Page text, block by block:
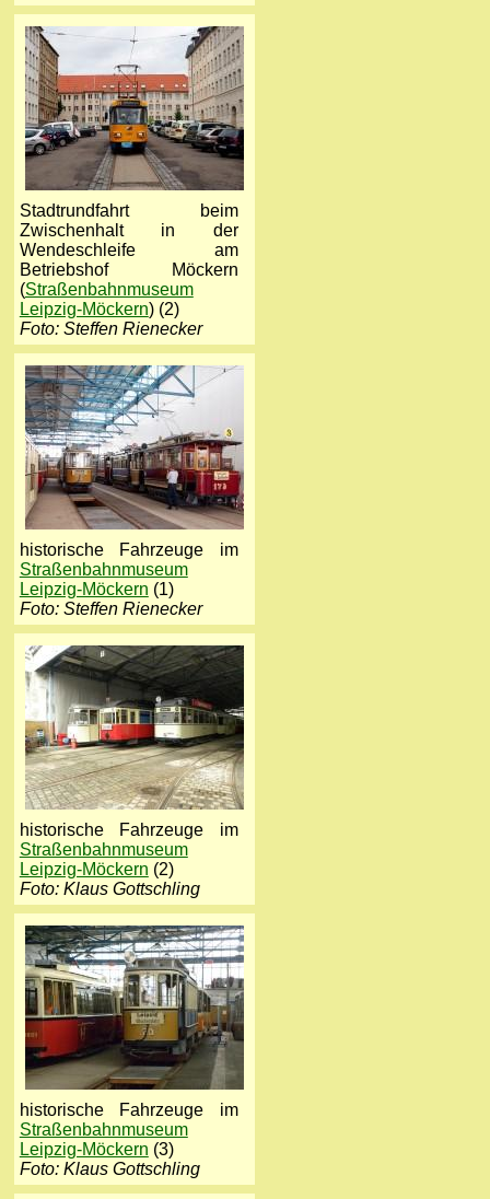
Stadtrundfahrt beim
Zwischenhalt in der
Wendeschleife am
Betriebshof Möckern
(Straßenbahnmuseum
Leipzig-Möckern) (2)
Foto: Steffen Rienecker
historische Fahrzeuge im
Straßenbahnmuseum
Leipzig-Möckern (1)
Foto: Steffen Rienecker
historische Fahrzeuge im
Straßenbahnmuseum
Leipzig-Möckern (2)
Foto: Klaus Gottschling
historische Fahrzeuge im
Straßenbahnmuseum
Leipzig-Möckern (3)
Foto: Klaus Gottschling